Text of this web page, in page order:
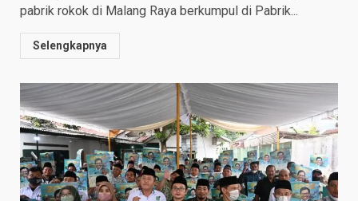
pabrik rokok di Malang Raya berkumpul di Pabrik...
Selengkapnya